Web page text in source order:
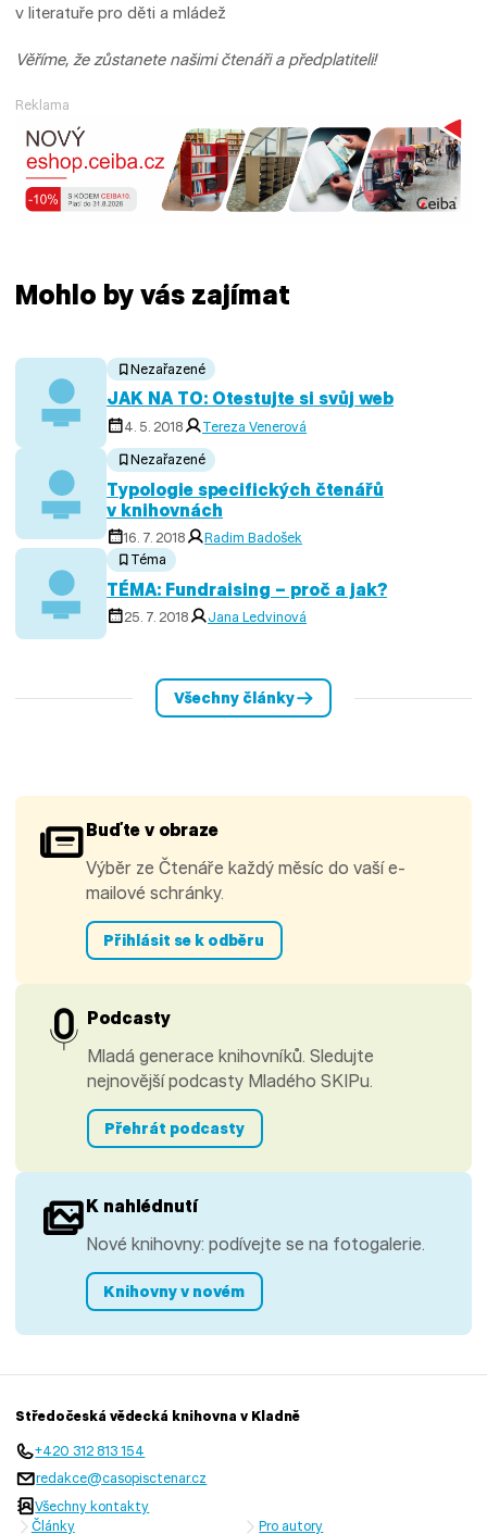
v literatuře pro děti a mládež
Věříme, že zůstanete našimi čtenáři a předplatiteli!
Reklama
Mohlo by vás zajímat
Nezařazené
JAK NA TO: Otestujte si svůj web
4. 5. 2018 Tereza Venerová
Nezařazené
Typologie specifických čtenářů
v knihovnách
16. 7. 2018
Radim Badošek
Téma
TÉMA: Fundraising – proč a jak?
25. 7. 2018 Jana Ledvinová
Všechny články
Buďte v obraze
Výběr ze Čtenáře každý měsíc do vaší e-
mailové schránky.
Přihlásit se k odběru
Podcasty
Mladá generace knihovníků. Sledujte
nejnovější podcasty Mladého SKIPu.
Přehrát podcasty
K nahlédnutí
Nové knihovny: podívejte se na fotogalerie.
Knihovny v novém
Středočeská vědecká knihovna v Kladně
+420 312 813 154
redakce@casopisctenar.cz
Všechny kontakty
Články
Pro autory